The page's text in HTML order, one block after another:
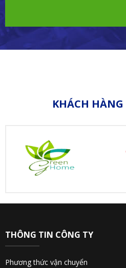
KHÁCH HÀNG
THÔNG TIN CÔNG TY
Phương thức vận chuyển